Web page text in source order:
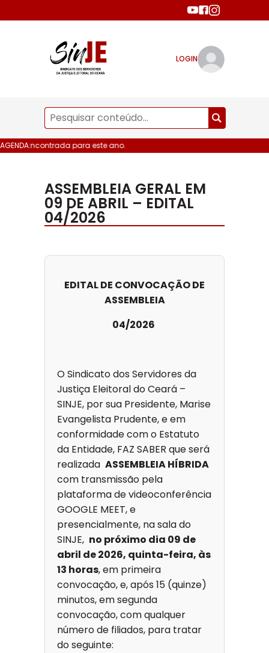
LOGIN
AGENDA:
data encontrada para este ano.
ASSEMBLEIA GERAL EM
09 DE ABRIL – EDITAL
04/2026
EDITAL DE CONVOCAÇÃO DE
ASSEMBLEIA
04/2026
O Sindicato dos Servidores da
Justiça Eleitoral do Ceará –
SINJE, por sua Presidente, Marise
Evangelista Prudente, e em
conformidade com o Estatuto
da Entidade, FAZ SABER que será
realizada ASSEMBLEIA HÍBRIDA
com transmissão pela
plataforma de videoconferência
GOOGLE MEET, e
presencialmente, na sala do
SINJE, no próximo dia 09 de
abril de 2026, quinta-feira, às
13 horas, em primeira
convocação, e, após 15 (quinze)
minutos, em segunda
convocação, com qualquer
número de filiados, para tratar
do seguinte: